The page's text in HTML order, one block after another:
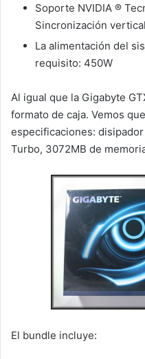
Soporte NVIDIA ®
Sincronización vertical
La alimentación del
requisito: 450W
Al igual que la Gigabyte
formato de caja. Vemos
especificaciones:
Turbo, 3072MB de
El bundle incluye: